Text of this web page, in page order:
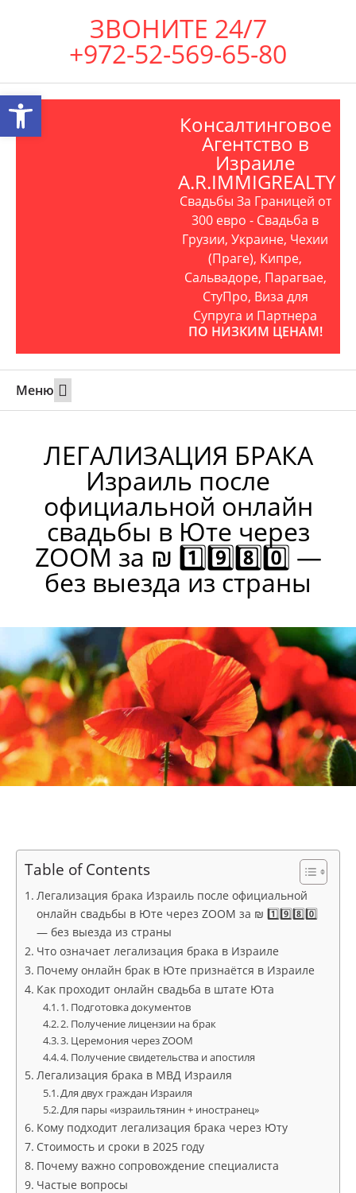
ЗВОНИТЕ 24/7
+972-52-569-65-80
Консалтинговое
Агентство в
Израиле
A.R.IMMIGREALTY
Свадьбы За Границей от
300 евро - Свадьба в
Грузии, Украине, Чехии
(Праге), Кипре,
Сальвадоре, Парагвае,
СтуПро, Виза для
Супруга и Партнера
ПО НИЗКИМ ЦЕНАМ!
Меню
ЛЕГАЛИЗАЦИЯ БРАКА
Израиль после
официальной онлайн
свадьбы в Юте через
ZOOM за ₪ 1️⃣9️⃣8️⃣0️⃣ —
без выезда из страны
Table of Contents
Легализация брака Израиль после официальной
онлайн свадьбы в Юте через ZOOM за ₪ 1️⃣9️⃣8️⃣0️⃣
— без выезда из страны
Что означает легализация брака в Израиле
Почему онлайн брак в Юте признаётся в Израиле
Как проходит онлайн свадьба в штате Юта
1. Подготовка документов
2. Получение лицензии на брак
3. Церемония через ZOOM
4. Получение свидетельства и апостиля
Легализация брака в МВД Израиля
Для двух граждан Израиля
Для пары «израильтянин + иностранец»
Кому подходит легализация брака через Юту
Стоимость и сроки в 2025 году
Почему важно сопровождение специалиста
Частые вопросы
Открыть панель инструментов